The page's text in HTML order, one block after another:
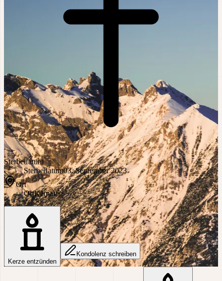
Sterbedatum
Sterbedatum03. September 2023
Ort
OrtKematen
Kerze entzünden
Kondolenz schreiben